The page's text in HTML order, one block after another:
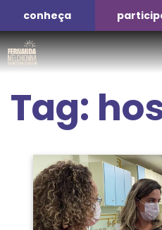
conheça
Tag: